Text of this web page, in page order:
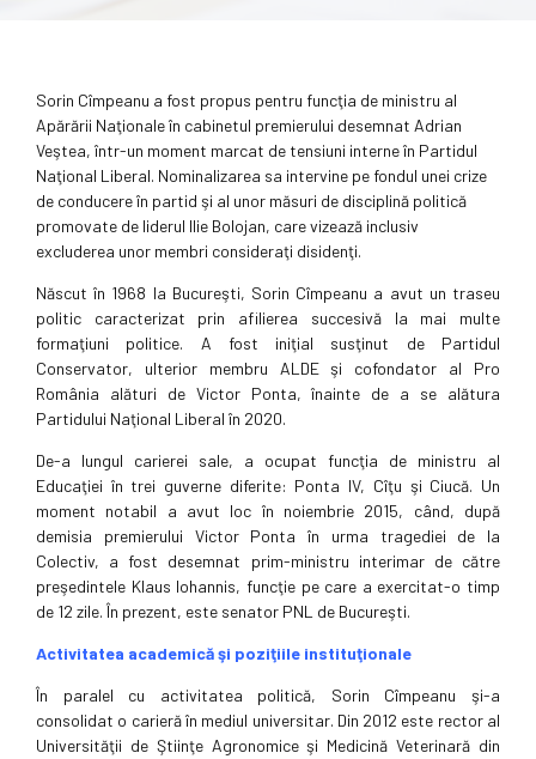
Sorin Cîmpeanu a fost propus pentru funcţia de ministru al
Apărării Naţionale în cabinetul premierului desemnat Adrian
Veştea, într-un moment marcat de tensiuni interne în Partidul
Naţional Liberal. Nominalizarea sa intervine pe fondul unei crize
de conducere în partid şi al unor măsuri de disciplină politică
promovate de liderul Ilie Bolojan, care vizează inclusiv
excluderea unor membri consideraţi disidenţi.
Născut în 1968 la Bucureşti, Sorin Cîmpeanu a avut un traseu
politic caracterizat prin afilierea succesivă la mai multe
formaţiuni politice. A fost iniţial susţinut de Partidul
Conservator, ulterior membru ALDE şi cofondator al Pro
România alături de Victor Ponta, înainte de a se alătura
Partidului Naţional Liberal în 2020.
De-a lungul carierei sale, a ocupat funcţia de ministru al
Educaţiei în trei guverne diferite: Ponta IV, Cîţu şi Ciucă. Un
moment notabil a avut loc în noiembrie 2015, când, după
demisia premierului Victor Ponta în urma tragediei de la
Colectiv, a fost desemnat prim-ministru interimar de către
preşedintele Klaus Iohannis, funcţie pe care a exercitat-o timp
de 12 zile. În prezent, este senator PNL de Bucureşti.
Activitatea academică şi poziţiile instituţionale
În paralel cu activitatea politică, Sorin Cîmpeanu şi-a
consolidat o carieră în mediul universitar. Din 2012 este rector al
Universităţii de Ştiinţe Agronomice şi Medicină Veterinară din